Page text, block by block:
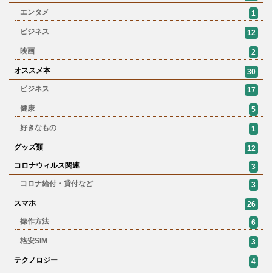
エンタメ
1
ビジネス 12
映画 2
オススメ本
30
ビジネス
17
健康 5
好きなもの 1
グッズ類
12
コロナウィルス関連
3
コロナ給付・貸付など
3
スマホ
26
操作方法
6
格安SIM 3
テクノロジー
4